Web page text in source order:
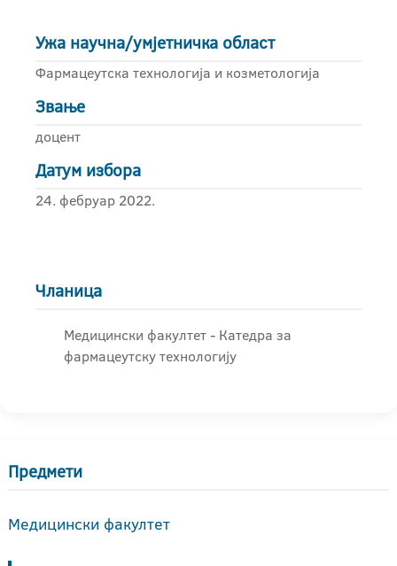
Ужа научна/умјетничка област
Фармацеутска технологија и козметологија
Звање
доцент
Датум избора
24. фебруар 2022.
Чланица
Медицински факултет - Катедра за
фармацеутску технологију
Предмети
Медицински факултет